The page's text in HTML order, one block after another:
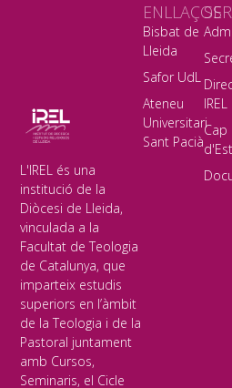
L'IREL és una
institució de la
Diòcesi de Lleida,
vinculada a la
Facultat de Teologia
de Catalunya, que
imparteix estudis
superiors en l’àmbit
de la Teologia i de la
Pastoral juntament
amb Cursos,
Seminaris, el Cicle
IREL
Cap
ENLLAÇOS
Bisbat de
Lleida
Safor UdL
Ateneu
Universitari
Sant Pacià